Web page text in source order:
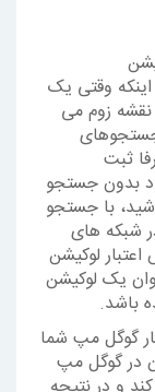
وقتی یک
زوم می
جستجوهای
ثبت
بدون جستجو
با جستجو
شبکه های
لوکیشن
یک لوکیشن
باشد.
گوگل مپ شما
در گوگل مپ